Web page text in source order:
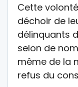
Cette
déchoir de
délinquants
selon de
même de la
refus du